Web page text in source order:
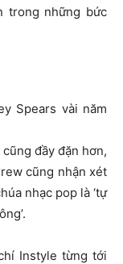
trong những bức
Spears vài năm
đầy đặn hơn,
cũng nhận xét
nhạc pop là ‘tự
Instyle từng tới